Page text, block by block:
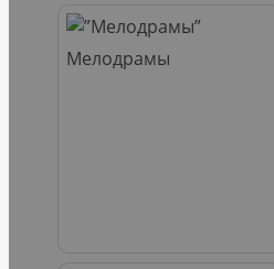
Мелодрамы